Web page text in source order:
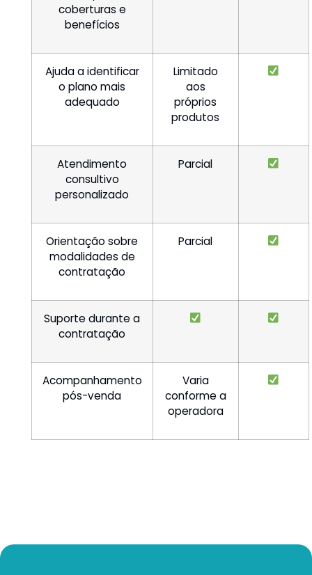
coberturas e
benefícios
Ajuda a identificar
o plano mais
adequado
Limitado
aos
próprios
produtos
Atendimento
consultivo
personalizado
Parcial
Orientação sobre
modalidades de
contratação
Parcial
Suporte durante a
contratação
Acompanhamento
pós-venda
Varia
conforme a
operadora